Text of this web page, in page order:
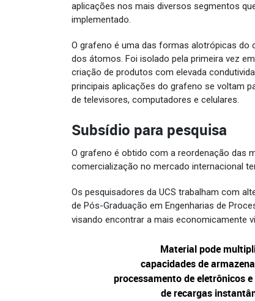
aplicações nos mais diversos segmentos
implementado.
O grafeno é uma das formas alotrópicas do
dos átomos. Foi isolado pela primeira vez
criação de produtos com elevada
principais aplicações do grafeno se voltam
de televisores, computadores e celulares.
Subsídio para pesquisa
O grafeno é obtido com a reordenação das
comercialização no mercado internacional
Os pesquisadores da UCS trabalham com
de Pós-Graduação em Engenharias de
visando encontrar a mais economicamente
Material pode
capacidadesde
processamento de eletrônicos
de recargas